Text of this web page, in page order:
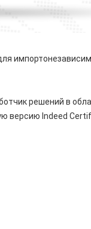
решений в
версию Indeed